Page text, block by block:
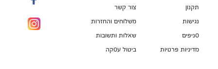
תקנון
נגישות
סניפים
מדיניות פרטיות
צור קשר
משלוחים והחזרות
שאלות ותשובות
ביטול עסקה